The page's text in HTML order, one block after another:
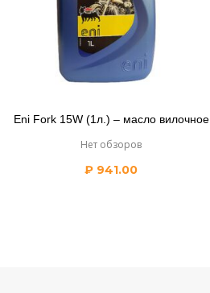
Eni Fork 15W (1л.) – масло вилочное
Нет обзоров
₽ 941.00